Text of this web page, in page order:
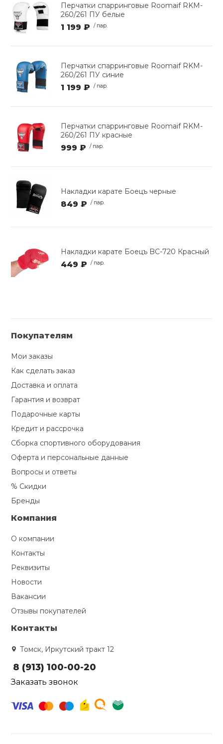
Перчатки спарринговые Roomaif RKM-
260/261 ПУ белые
1 199 ₽ / пар.
Перчатки спарринговые Roomaif RKM-
260/261 ПУ синие
1 199 ₽ / пар.
Перчатки спарринговые Roomaif RKM-
260/261 ПУ красные
999 ₽ / пар.
Накладки карате Боецъ черные
849 ₽ / пар.
Накладки карате Боецъ BC-720 Красный
449 ₽ / пар.
Покупателям
Мои заказы
Как сделать заказ
Доставка и оплата
Гарантия и возврат
Подарочные карты
Кредит и рассрочка
Сборка спортивного оборудования
Оферта и персональные данные
Вопросы и ответы
% Скидки
Бренды
Компания
О компании
Контакты
Реквизиты
Новости
Вакансии
Отзывы покупателей
Контакты
Томск, Иркутский тракт 12
8 (913) 100-00-20
Заказать звонок